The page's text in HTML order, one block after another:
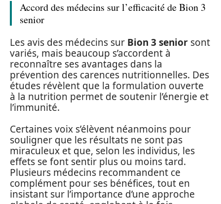
Accord des médecins sur l’efficacité de Bion 3
senior
Les avis des médecins sur Bion 3 senior sont
variés, mais beaucoup s’accordent à
reconnaître ses avantages dans la
prévention des carences nutritionnelles. Des
études révèlent que la formulation ouverte
à la nutrition permet de soutenir l’énergie et
l’immunité.
Certaines voix s’élèvent néanmoins pour
souligner que les résultats ne sont pas
miraculeux et que, selon les individus, les
effets se font sentir plus ou moins tard.
Plusieurs médecins recommandent ce
complément pour ses bénéfices, tout en
insistant sur l’importance d’une approche